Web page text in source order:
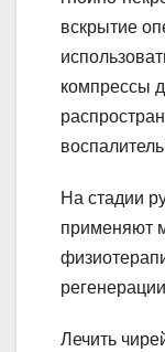
вскрытие
компрессы
На стадии
применяют
Лечить